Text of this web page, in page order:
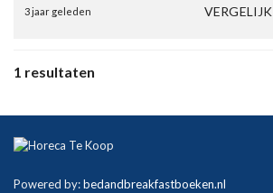
3 jaar geleden VERGELIJK
1 resultaten
Powered by:bedandbreakfastboeken.nl